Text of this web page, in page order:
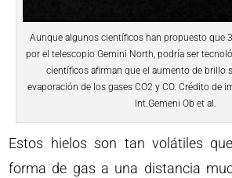
Aunque algunos científicos han propuesto que
por el telescopio Gemini North, podría ser
científicos afirman que el aumento de brillo
evaporación de los gases CO2 y CO. Crédito de
Int.Gemeni Ob et al.
Estos hielos son tan volátiles
forma de gas a una distancia